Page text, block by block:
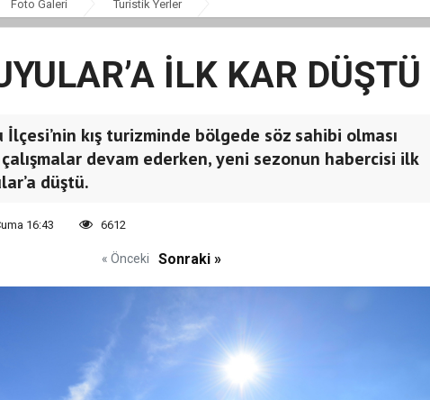
Foto Galeri Turistik Yerler
İLK KAR DÜŞTÜ
kış turizminde bölgede söz sahibi olması
çalışmalar devam ederken, yeni sezonun habercisi ilk
düştü.
16:43 6612
« Önceki Sonraki »